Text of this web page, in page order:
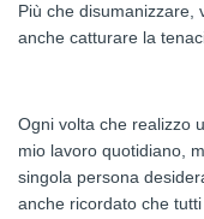
Più che disumanizzare,
anche catturare la
Ogni volta che realizzo
mio lavoro quotidiano,
singola persona
anche ricordato che